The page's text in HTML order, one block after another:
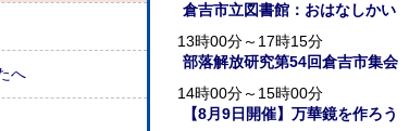
へ
倉吉市立図書館：おはなしかい
13時00分～17時15分
部落解放研究第54回倉吉市集会
14時00分～15時00分
【8月9日開催】万華鏡を作ろ